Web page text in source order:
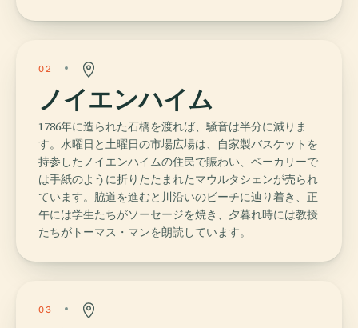
02
ノイエンハイム
1786年に造られた石橋を渡れば、騒音は半分に減りま
す。水曜日と土曜日の市場広場は、自家製バスケットを
持参したノイエンハイムの住民で賑わい、ベーカリーで
は手紙のように折りたたまれたマウルタシェンが売られ
ています。脇道を進むと川沿いのビーチに辿り着き、正
午には学生たちがソーセージを焼き、夕暮れ時には教授
たちがトーマス・マンを朗読しています。
03